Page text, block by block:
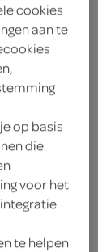
Cup
Rund
cookies
aan te
op basis
die
voor het
te helpen